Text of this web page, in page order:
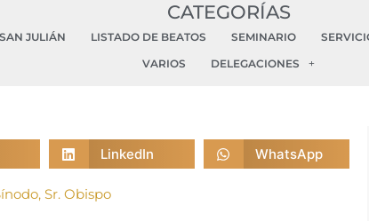
CATEGORÍAS
JULIÁN LISTADO DE BEATOS SEMINARIO
VARIOS
DELEGACIONES
LinkedIn WhatsApp
, Sr. Obispo